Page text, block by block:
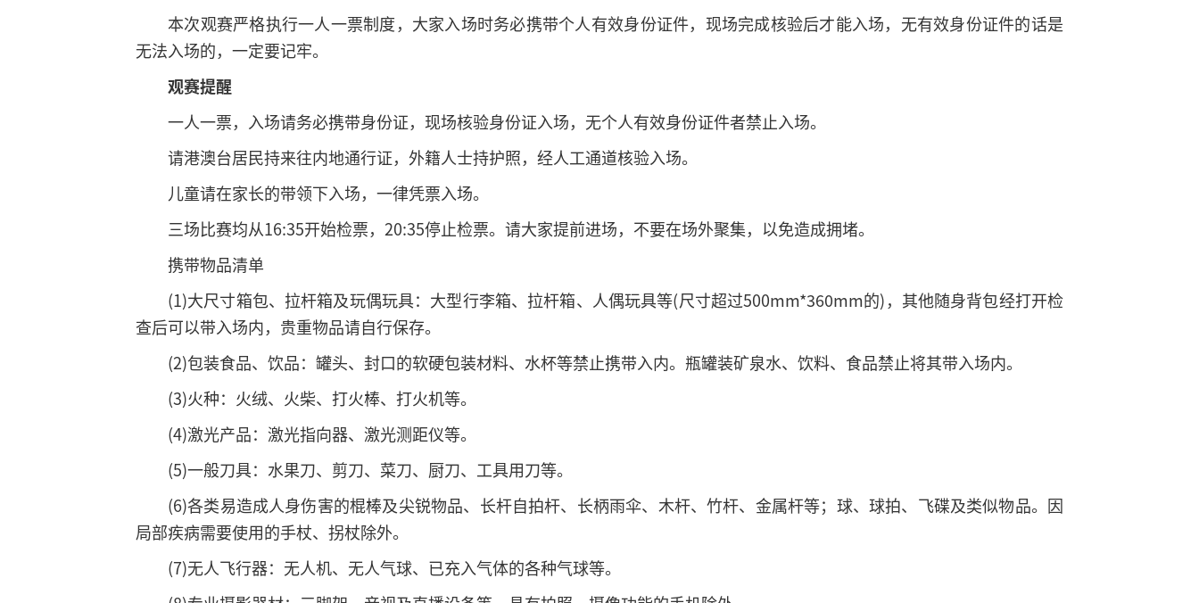
本次观赛严格执行一人一票制度，大家入场时务必携带个人有效身份证件，现场完成核验后才能入场，无有效身份证件的话是
无法入场的，一定要记牢。
观赛提醒
一人一票，入场请务必携带身份证，现场核验身份证入场，无个人有效身份证件者禁止入场。
请港澳台居民持来往内地通行证，外籍人士持护照，经人工通道核验入场。
儿童请在家长的带领下入场，一律凭票入场。
三场比赛均从16:35开始检票，20:35停止检票。请大家提前进场，不要在场外聚集，以免造成拥堵。
携带物品清单
(1)大尺寸箱包、拉杆箱及玩偶玩具：大型行李箱、拉杆箱、人偶玩具等(尺寸超过500mm*360mm的)，其他随身背包经打开检
查后可以带入场内，贵重物品请自行保存。
(2)包装食品、饮品：罐头、封口的软硬包装材料、水杯等禁止携带入内。瓶罐装矿泉水、饮料、食品禁止将其带入场内。
(3)火种：火绒、火柴、打火棒、打火机等。
(4)激光产品：激光指向器、激光测距仪等。
(5)一般刀具：水果刀、剪刀、菜刀、厨刀、工具用刀等。
(6)各类易造成人身伤害的棍棒及尖锐物品、长杆自拍杆、长柄雨伞、木杆、竹杆、金属杆等；球、球拍、飞碟及类似物品。因
局部疾病需要使用的手杖、拐杖除外。
(7)无人飞行器：无人机、无人气球、已充入气体的各种气球等。